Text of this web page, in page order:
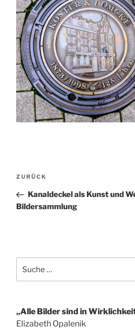
Vorheriger
ZURÜCK
Kanaldeckel als Kunst und
Bildersammlung
nach:
„Alle Bilder sind in
Elizabeth Opalenik